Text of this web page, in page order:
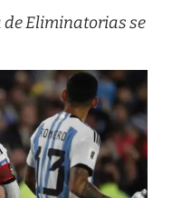
Eliminatorias se